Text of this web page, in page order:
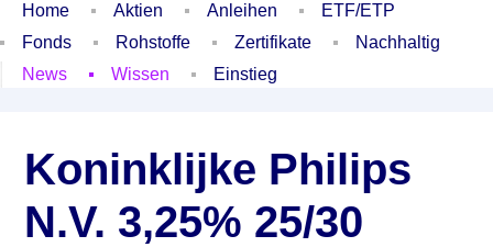
Home Aktien Anleihen
ETF/ETP
Fonds
Rohstoffe Zertifikate
Nachhaltig
News
Wissen Einstieg
Koninklijke Philips
N.V. 3,25% 25/30